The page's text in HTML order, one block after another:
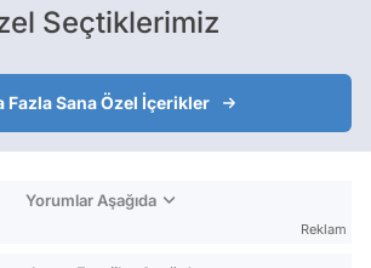
Seçtiklerimiz
Fazla Sana Özel İçerikler
Yorumlar Aşağıda
Reklam